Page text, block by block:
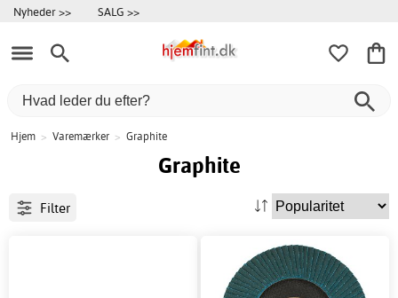
Nyheder >> SALG >>
Hjem > Varemærker > Graphite
Graphite
Filter